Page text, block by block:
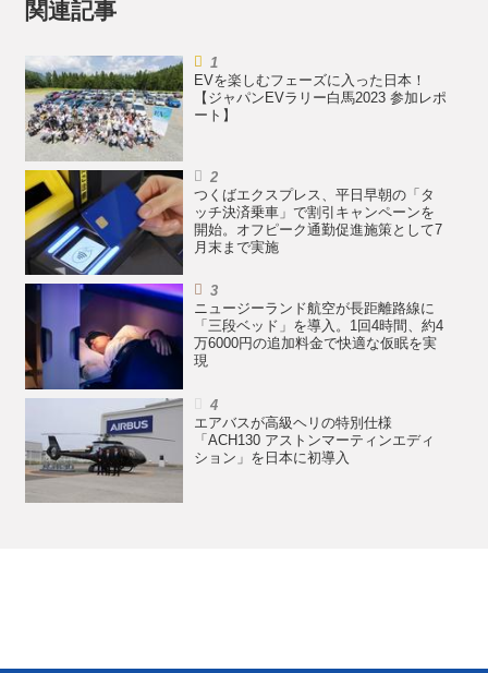
関連記事
EVを楽しむフェーズに入った日本！
【ジャパンEVラリー白馬2023 参加レポ
ート】
つくばエクスプレス、平日早朝の「タ
ッチ決済乗車」で割引キャンペーンを
開始。オフピーク通勤促進施策として7
月末まで実施
ニュージーランド航空が長距離路線に
「三段ベッド」を導入。1回4時間、約4
万6000円の追加料金で快適な仮眠を実
現
エアバスが高級ヘリの特別仕様
「ACH130 アストンマーティンエディ
ション」を日本に初導入